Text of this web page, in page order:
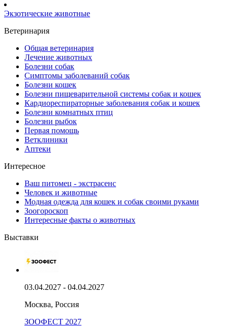
Экзотические животные
Ветеринария
Общая ветеринария
Лечение животных
Болезни собак
Симптомы заболеваний собак
Болезни кошек
Болезни пищеварительной системы собак и кошек
Кардиореспираторные заболевания собак и кошек
Болезни комнатных птиц
Болезни рыбок
Первая помощь
Ветклиники
Аптеки
Интересное
Ваш питомец - экстрасенс
Человек и животные
Модная одежда для кошек и собак своими руками
Зоогороскоп
Интересные факты о животных
Выставки
03.04.2027 - 04.04.2027
Москва, Россия
ЗООФЕСТ 2027